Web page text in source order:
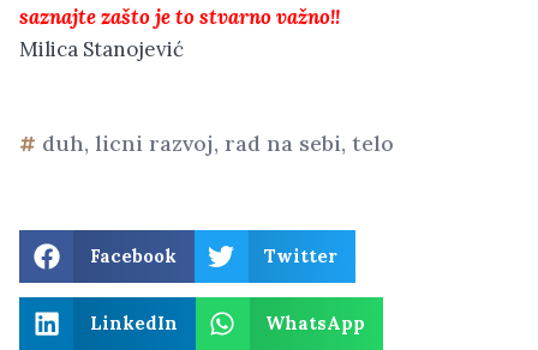
saznajte zašto je to stvarno važno!!
Milica Stanojević
duh, licni razvoj, rad na sebi, telo
Facebook Twitter
LinkedIn WhatsApp